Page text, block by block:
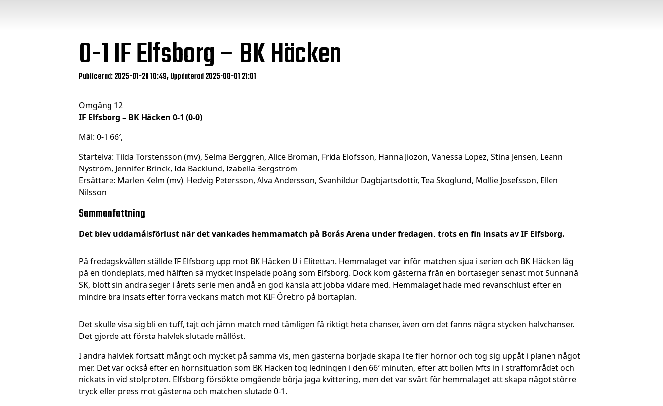
0-1IF Elfsborg – BK Häcken
Publicerad: 2025-01-20 10:49, Uppdaterad 2025-08-01 21:01
Omgång 12
IF Elfsborg – BK Häcken 0-1 (0-0)
Mål: 0-1 66′,
Startelva: Tilda Torstensson (mv), Selma Berggren, Alice Broman, Frida Elofsson, Hanna Jiozon, Vanessa Lopez, Stina Jensen, Leann
Nyström, Jennifer Brinck, Ida Backlund, Izabella Bergström
Ersättare: Marlen Kelm (mv), Hedvig Petersson, Alva Andersson, Svanhildur Dagbjartsdottir, Tea Skoglund, Mollie Josefsson, Ellen
Nilsson
Sammanfattning
Det blev uddamålsförlust när det vankades hemmamatch på Borås Arena under fredagen, trots en fin insats av IF Elfsborg.
På fredagskvällen ställde IF Elfsborg upp mot BK Häcken U i Elitettan. Hemmalaget var inför matchen sjua i serien och BK Häcken låg
på en tiondeplats, med hälften så mycket inspelade poäng som Elfsborg. Dock kom gästerna från en bortaseger senast mot Sunnanå
SK, blott sin andra seger i årets serie men ändå en god känsla att jobba vidare med. Hemmalaget hade med revanschlust efter en
mindre bra insats efter förra veckans match mot KIF Örebro på bortaplan.
Det skulle visa sig bli en tuff, tajt och jämn match med tämligen få riktigt heta chanser, även om det fanns några stycken halvchanser.
Det gjorde att första halvlek slutade mållöst.
I andra halvlek fortsatt mångt och mycket på samma vis, men gästerna började skapa lite fler hörnor och tog sig uppåt i planen något
mer. Det var också efter en hörnsituation som BK Häcken tog ledningen i den 66′ minuten, efter att bollen lyfts in i straffområdet och
nickats in vid stolproten. Elfsborg försökte omgående börja jaga kvittering, men det var svårt för hemmalaget att skapa något större
tryck eller press mot gästerna och matchen slutade 0-1.